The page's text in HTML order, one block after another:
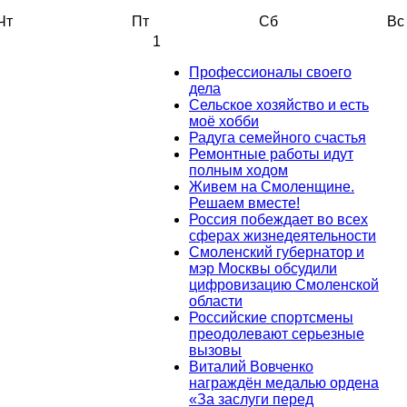
Пт Сб
Вс
1
Профессионалы своего
дела
Сельское хозяйство и есть
моё хобби
Радуга семейного счастья
Ремонтные работы идут
полным ходом
Живем на Смоленщине.
Решаем вместе!
Россия побеждает во всех
сферах жизнедеятельности
Смоленский губернатор и
мэр Москвы обсудили
цифровизацию Смоленской
области
Российские спортсмены
преодолевают серьезные
вызовы
Виталий Вовченко
награждён медалью ордена
«За заслуги перед